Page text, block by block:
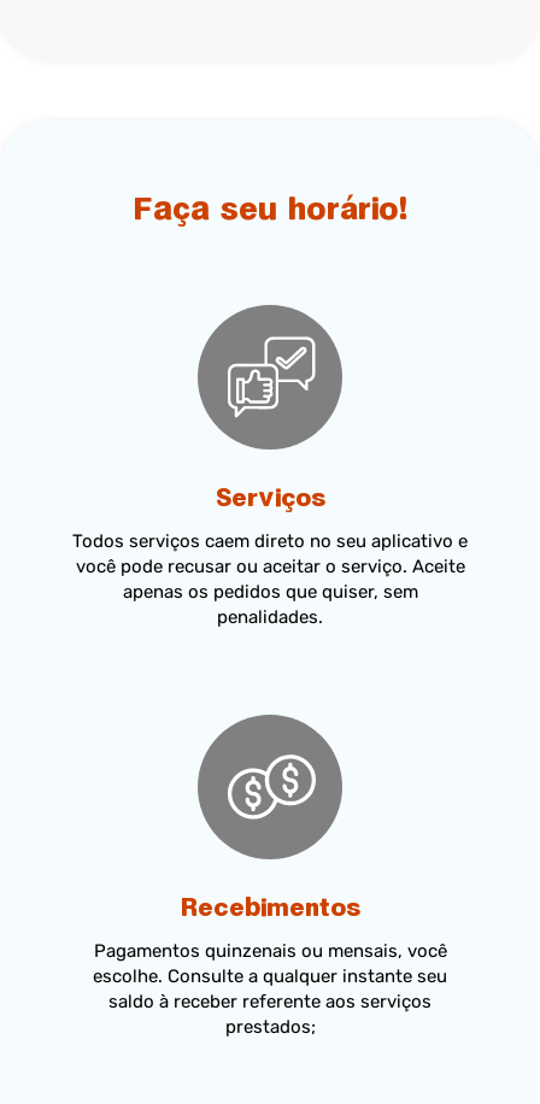
Faça seu horário!
Serviços
Todos serviços caem direto no seu aplicativo e
você pode recusar ou aceitar o serviço. Aceite
apenas os pedidos que quiser, sem
penalidades.
Recebimentos
Pagamentos quinzenais ou mensais, você
escolhe. Consulte a qualquer instante seu
saldo à receber referente aos serviços
prestados;